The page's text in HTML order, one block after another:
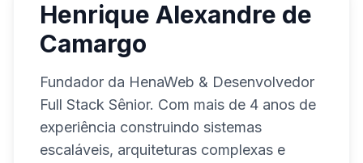
Henrique Alexandre de
Camargo
Fundador da HenaWeb & Desenvolvedor
Full Stack Sênior. Com mais de 4 anos de
experiência construindo sistemas
escaláveis, arquiteturas complexas e